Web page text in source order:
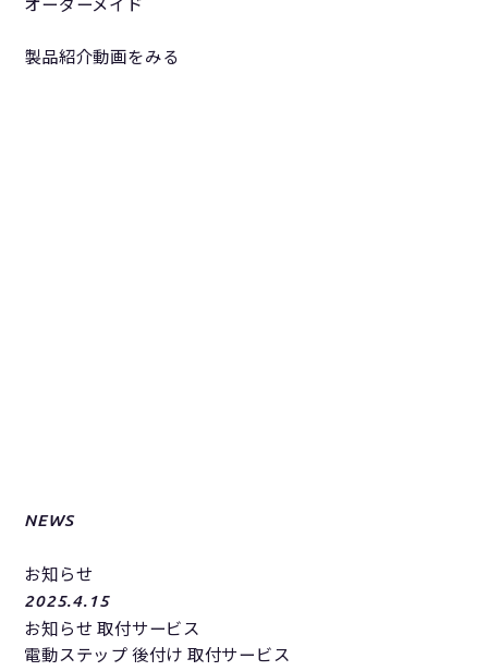
製品紹介動画をみる
NEWS
お知らせ
2025.4.15
お知らせ 取付サービス
電動ステップ 後付け 取付サービス